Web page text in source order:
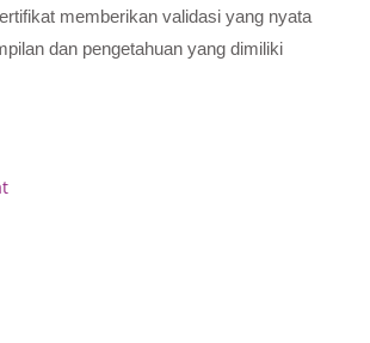
memberikan validasi yang nyata
dan pengetahuan yang dimiliki